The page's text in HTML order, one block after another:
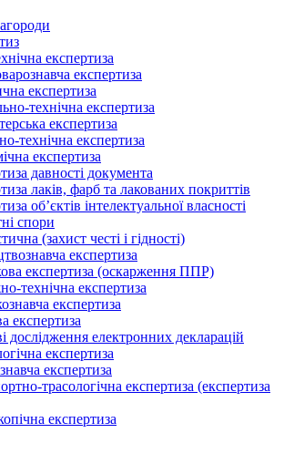
експертиза
експертиза
експертиза
технічна експертиза
експертиза
технічна експертиза
експертиза
давності документа
лаків, фарб та лакованих покриттів
об’єктів інтелектуальної власності
спори
(захист честі і гідності)
експертиза
експертиза (оскарження ППР)
технічна експертиза
експертиза
експертиза
дослідження електронних декларацій
експертиза
експертиза
трасологічна експертиза (експертиза
експертиза